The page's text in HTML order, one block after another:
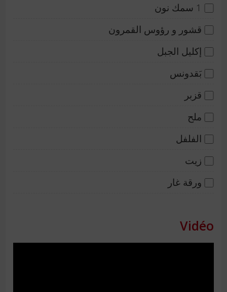
1 سمك نون
قشور و رؤوس القمرون
إكليل الجبل
بَقدونس
قزبر
ملح
الفلفل
زيت
ورقة غار
Vidéo